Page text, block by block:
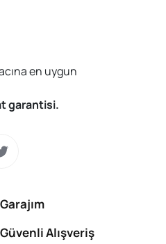
en uygun
garantisi.
Garajım
Güvenli Alışveriş